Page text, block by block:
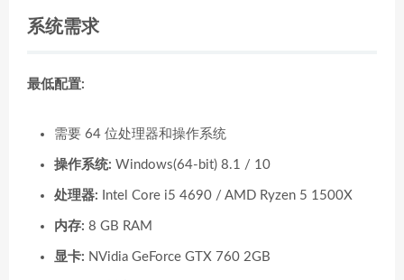
系统需求
最低配置:
需要 64 位处理器和操作系统
操作系统: Windows(64-bit) 8.1 / 10
处理器: Intel Core i5 4690 / AMD Ryzen 5 1500X
内存: 8 GB RAM
显卡: NVidia GeForce GTX 760 2GB